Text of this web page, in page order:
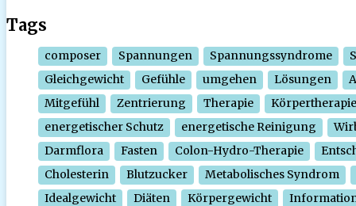
Tags
composer Spannungen Spannungssyndrome
Gleichgewicht
Gefühle umgehen Lösungen
Mitgefühl
Zentrierung Therapie
Körpertherapie
energetischer Schutz
energetische Reinigung
Darmflora
Fasten Colon-Hydro-Therapie
Cholesterin
Blutzucker
Metabolisches Syndrom
Idealgewicht
Diäten Körpergewicht